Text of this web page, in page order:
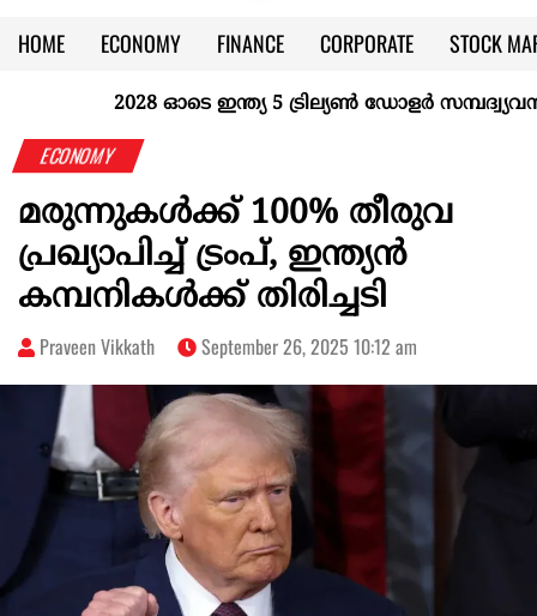
HOME ECONOMY FINANCE CORPORATE
STOCK
KERALA @70
2028 ഓടെ ഇന്ത്യ 5 ട്രില്യണ്‍ ഡോളര്‍
ECONOMY
മരുന്നുകള്‍ക്ക് 100% തീരുവ
പ്രഖ്യാപിച്ച് ട്രംപ്, ഇന്ത്യന്‍
കമ്പനികള്‍ക്ക് തിരിച്ചടി
Praveen Vikkath September 26, 2025 10:12 am